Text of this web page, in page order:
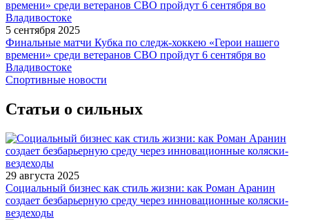
5 сентября 2025
Финальные матчи Кубка по следж-хоккею «Герои нашего
времени» среди ветеранов СВО пройдут 6 сентября во
Владивостоке
Спортивные новости
Статьи о сильных
29 августа 2025
Социальный бизнес как стиль жизни: как Роман Аранин
создает безбарьерную среду через инновационные коляски-
вездеходы